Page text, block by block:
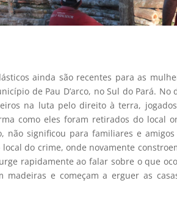
ainda são recentes para as
de Pau D’arco, no Sul do Pará.
na luta pelo direito à terra,
como eles foram retirados do local
não significou para familiares e
do crime, onde novamente
rapidamente ao falar sobre o que
madeiras e começam a erguer as